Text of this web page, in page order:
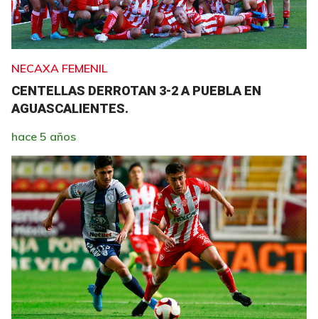
NECAXA FEMENIL
CENTELLAS DERROTAN 3-2 A PUEBLA EN
AGUASCALIENTES.
hace 5 años